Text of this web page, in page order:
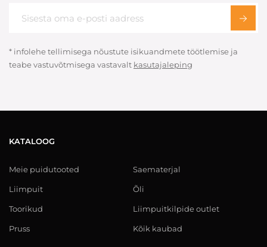
* infolehe tellimisega nõustute isikuandmete töötlemise ja
teabe vastuvõtmisega vastavalt kasutajaleping
KATALOOG
Meie puidutooted
Liimpuit
Toorikud
Pruss
Saematerjal
Õli
Liimpuitkilpide outlet
Kõik kaubad